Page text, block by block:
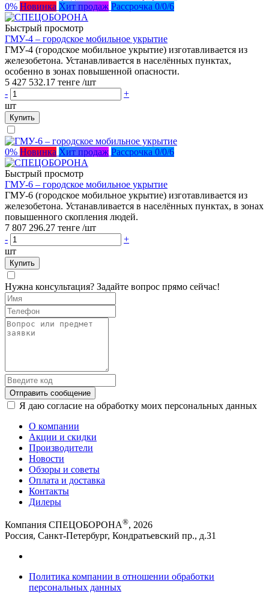
0% Новинка Хит продаж Рассрочка 0/0/6
Быстрый просмотр
ГМУ-4 – городское мобильное укрытие
ГМУ-4 (городское мобильное укрытие) изготавливается из
железобетона. Устанавливается в населённых пунктах,
особенно в зонах повышенной опасности.
5 427 532.17 тенге /шт
-
+
шт
Купить
0% Новинка Хит продаж Рассрочка 0/0/6
Быстрый просмотр
ГМУ-6 – городское мобильное укрытие
ГМУ-6 (городское мобильное укрытие) изготавливается из
железобетона. Устанавливается в населённых пунктах, в зонах
повышенного скопления людей.
7 807 296.27 тенге /шт
-
+
шт
Купить
Нужна консультация? Задайте вопрос прямо сейчас!
Отправить сообщение
Я даю согласие на обработку моих персональных данных
О компании
Акции и скидки
Производители
Новости
Обзоры и советы
Оплата и доставка
Контакты
Дилеры
Компания СПЕЦОБОРОНА®, 2026
Россия, Санкт-Петербург, Кондратьевский пр., д.31
Политика компании в отношении обработки
персональных данных